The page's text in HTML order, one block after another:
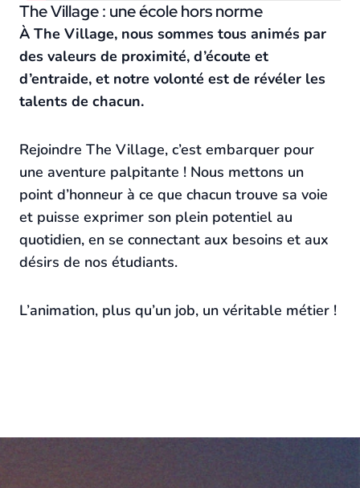
The Village : une école hors norme
À The Village, nous sommes tous animés par
des valeurs de proximité, d’écoute et
d’entraide, et notre volonté est de révéler les
talents de chacun.
Rejoindre The Village, c’est embarquer pour
une aventure palpitante ! Nous mettons un
point d’honneur à ce que chacun trouve sa voie
et puisse exprimer son plein potentiel au
quotidien, en se connectant aux besoins et aux
désirs de nos étudiants.
L’animation, plus qu’un job, un véritable métier !